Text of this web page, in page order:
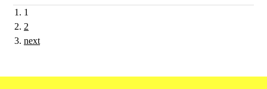
1
2
next